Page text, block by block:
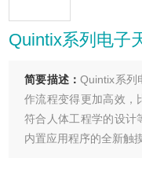
Quintix系列电子
简要描述：Quintix系列
作流程变得更加高效，
符合人体工程学的设计
内置应用程序的全新触